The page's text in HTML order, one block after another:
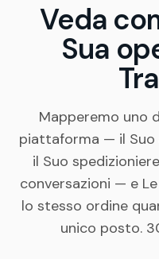
Veda
Sua
Mapperemo uno
piattaforma — il Suo
il Suo
conversazioni — e
lo stesso ordine
unico posto.